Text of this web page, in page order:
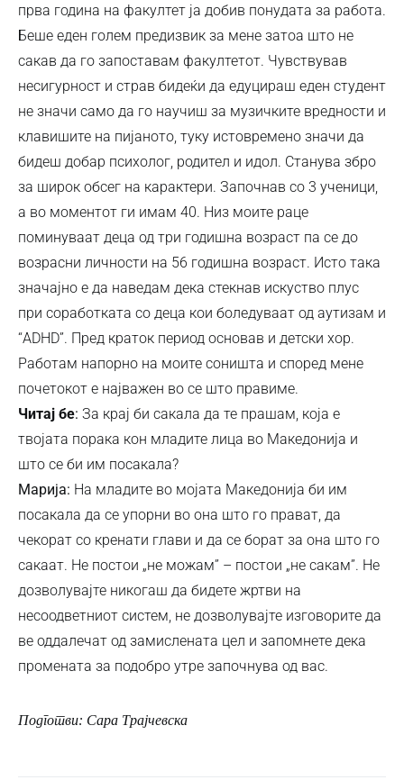
прва година на факултет ја добив понудата за работа.
Беше еден голем предизвик за мене затоа што не
сакав да го запоставам факултетот. Чувствував
несигурност и страв бидеќи да едуцираш еден студент
не значи само да го научиш за музичките вредности и
клавишите на пијаното, туку истовремено значи да
бидеш добар психолог, родител и идол. Станува збро
за широк обсег на карактери. Започнав со 3 ученици,
а во моментот ги имам 40. Низ моите раце
поминуваат деца од три годишна возраст па се до
возрасни личности на 56 годишна возраст. Исто така
значајно е да наведам дека стекнав искуство плус
при соработката со деца кои боледуваат од аутизам и
“ADHD”. Пред краток период основав и детски хор.
Работам напорно на моите соништа и според мене
почетокот е најважен во се што правиме.
Читај бе: За крај би сакала да те прашам, која е
твојата порака кон младите лица во Македонија и
што се би им посакала?
Марија: На младите во мојата Македонија би им
посакала да се упорни во она што го прават, да
чекорат со кренати глави и да се борат за она што го
сакаат. Не постои „не можам” – постои „не сакам”. Не
дозволувајте никогаш да бидете жртви на
несоодветниот систем, не дозволувајте изговорите да
ве оддалечат од замислената цел и запомнете дека
промената за подобро утре започнува од вас.
Подготви: Сара Трајчевска